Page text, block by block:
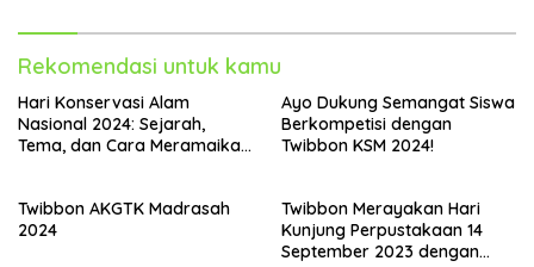
Rekomendasi untuk kamu
Hari Konservasi Alam
Nasional 2024: Sejarah,
Tema, dan Cara Meramaikan
Ayo Dukung Semangat Siswa
Berkompetisi dengan
Twibbon KSM 2024!
Twibbon AKGTK Madrasah
2024
Twibbon Merayakan Hari
Kunjung Perpustakaan 14
September 2023 dengan